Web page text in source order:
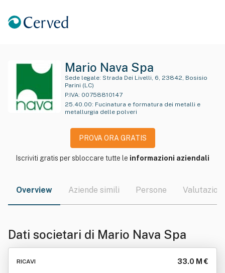
Mario Nava Spa
Sede legale:
Parini (LC)
P.IVA: 00758810147
25.40.00: Fucinatura e formatura dei metalli e
metallurgia delle polveri
PROVA ORA GRATIS
Iscriviti gratis per sbloccare tutte le informazioni aziendali
Overview Aziende simili Persone Valutazioni
Dati societari di Mario Nava Spa
RICAVI 33.0 M €